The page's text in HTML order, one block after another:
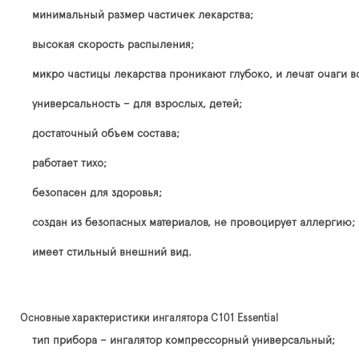
минимальный размер частичек лекарства;
высокая скорость распыления;
микро частицы лекарства проникают глубоко, и лечат очаги
универсальность – для взрослых, детей;
достаточный объем состава;
работает тихо;
безопасен для здоровья;
создан из безопасных материалов, не провоцирует аллергию;
имеет стильный внешний вид.
Основные характеристики ингалятора C101 Essential
тип прибора – ингалятор компрессорный универсальный;